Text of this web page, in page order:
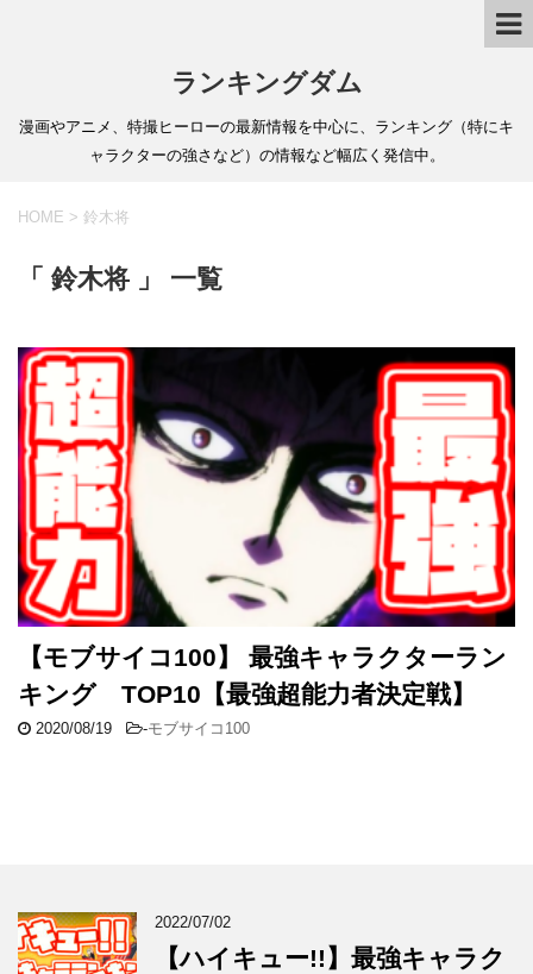
ランキングダム
漫画やアニメ、特撮ヒーローの最新情報を中心に、ランキング（特にキ
ャラクターの強さなど）の情報など幅広く発信中。
HOME > 鈴木将
「 鈴木将 」 一覧
【モブサイコ100】 最強キャラクターラン
キング TOP10【最強超能力者決定戦】
2020/08/19 -モブサイコ100
2022/07/02
【ハイキュー!!】最強キャラク